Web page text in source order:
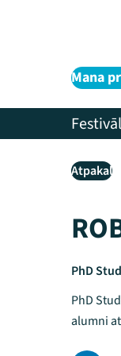
Mana
Atpakaļ
PhD
PhD
alumni